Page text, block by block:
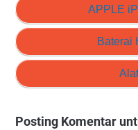
APPLE
Baterai
Posting Komentar